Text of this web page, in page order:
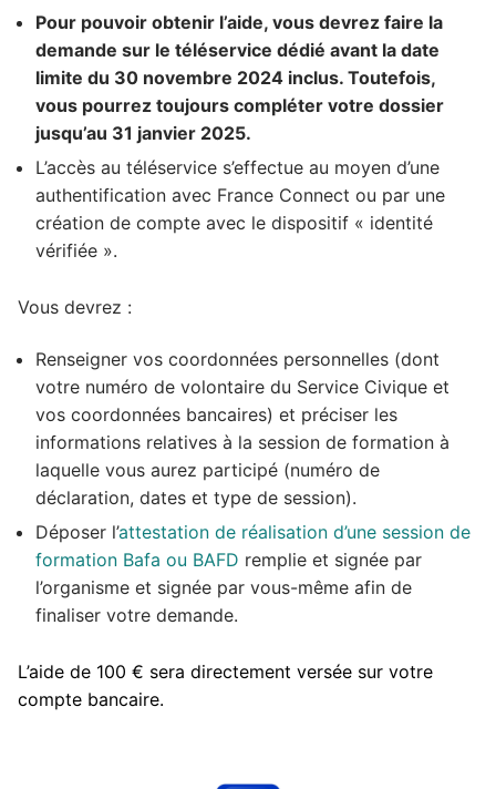
Pour pouvoir obtenir l’aide, vous devrez faire la
demande sur le téléservice dédié avant la date
limite du 30 novembre 2024 inclus. Toutefois,
vous pourrez toujours compléter votre dossier
jusqu’au 31 janvier 2025.
L’accès au téléservice s’effectue au moyen d’une
authentification avec France Connect ou par une
création de compte avec le dispositif « identité
vérifiée ».
Vous devrez :
Renseigner vos coordonnées personnelles (dont
votre numéro de volontaire du Service Civique et
vos coordonnées bancaires) et préciser les
informations relatives à la session de formation à
laquelle vous aurez participé (numéro de
déclaration, dates et type de session).
Déposer l’attestation de réalisation d’une session de
formation Bafa ou BAFD remplie et signée par
l’organisme et signée par vous-même afin de
finaliser votre demande.
L’aide de 100 € sera directement versée sur votre
compte bancaire.